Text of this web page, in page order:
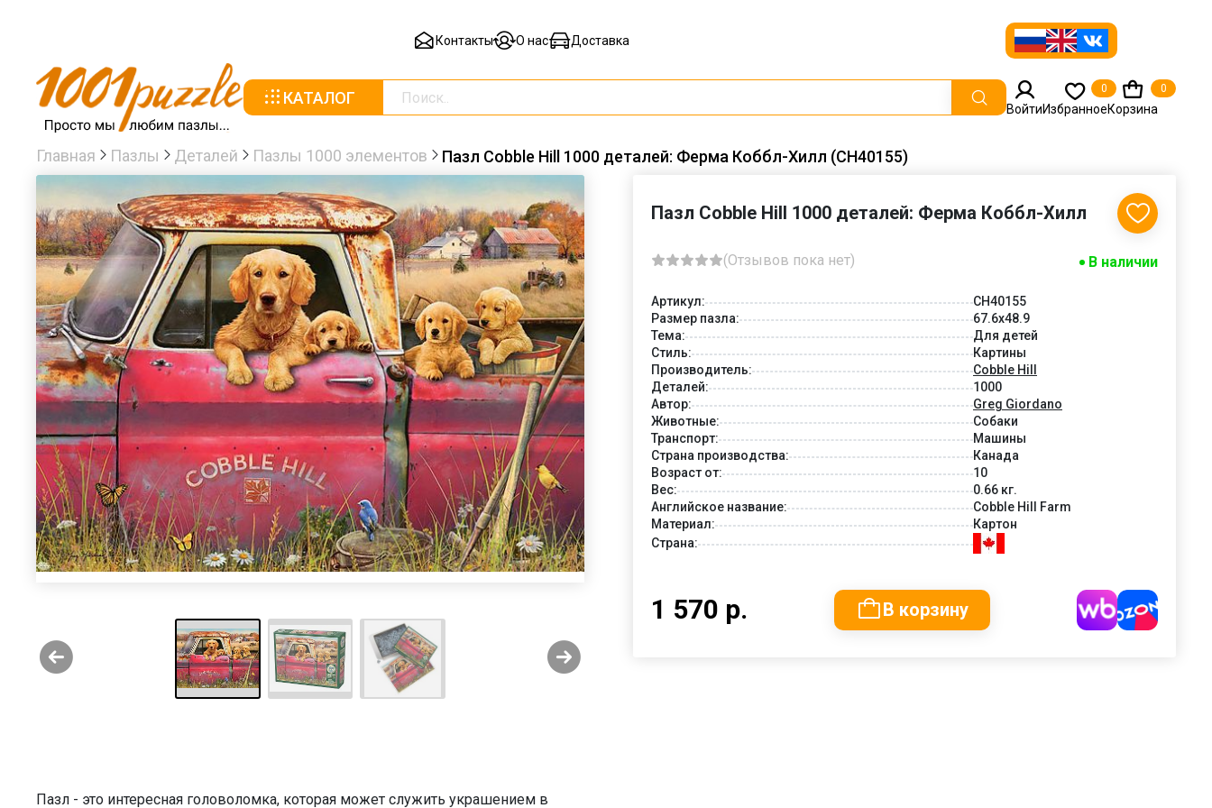
Контакты О нас Доставка
КАТАЛОГ
ВойтиИзбранное
0
Корзина
0
Главная Пазлы Деталей Пазлы 1000 элементов Пазл Cobble Hill 1000 деталей: Ферма Коббл-Хилл (CH40155)
Пазл - это интересная головоломка, которая может служить украшением в
Пазл Cobble Hill 1000 деталей: Ферма Коббл-Хилл
(Отзывов пока нет) В наличии
Артикул:
CH40155
Размер пазла:
67.6x48.9
Тема:
Для детей
Стиль:
Картины
Производитель:
Cobble Hill
Деталей:
1000
Автор:
Greg Giordano
Животные:
Собаки
Транспорт:
Машины
Страна производства:
Канада
Возраст от:
10
Вес:
0.66 кг.
Английское название:
Cobble Hill Farm
Материал:
Картон
Страна:
1 570 р. В корзину